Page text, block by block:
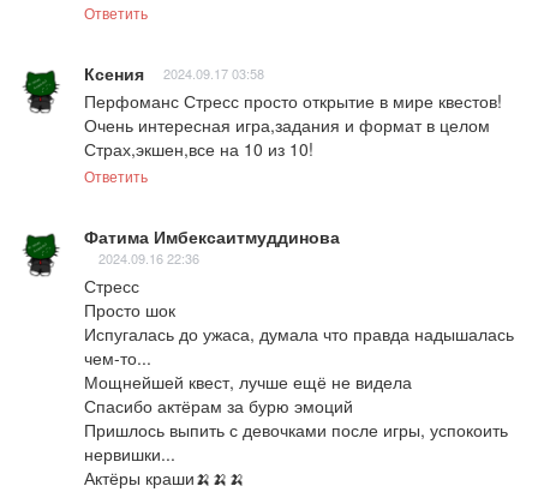
Ответить
Ксения 2024.09.17 03:58
Перфоманс Стресс просто открытие в мире квестов!
Очень интересная игра,задания и формат в целом
Страх,экшен,все на 10 из 10!
Ответить
Фатима Имбексаитмуддинова
2024.09.16 22:36
Стресс
Просто шок
Испугалась до ужаса, думала что правда надышалась
чем-то...
Мощнейшей квест, лучше ещё не видела
Спасибо актёрам за бурю эмоций
Пришлось выпить с девочками после игры, успокоить
нервишки...
Актёры краши🍌🍌🍌